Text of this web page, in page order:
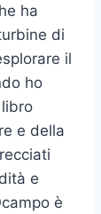
ha
di
il
ho
e della
e
è